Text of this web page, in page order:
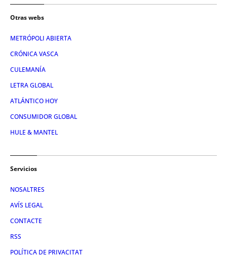
Otras webs
METRÓPOLI ABIERTA
CRÓNICA VASCA
CULEMANÍA
LETRA GLOBAL
ATLÁNTICO HOY
CONSUMIDOR GLOBAL
HULE & MANTEL
Servicios
NOSALTRES
AVÍS LEGAL
CONTACTE
RSS
POLÍTICA DE PRIVACITAT